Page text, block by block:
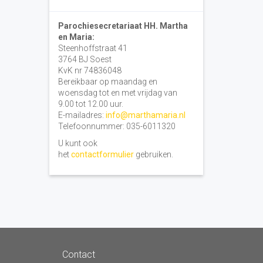
Parochiesecretariaat HH. Martha
en Maria:
Steenhoffstraat 41
3764 BJ Soest
KvK nr 74836048
Bereikbaar op maandag en
woensdag tot en met vrijdag van
9.00 tot 12.00 uur.
E-mailadres: info@marthamaria.nl
Telefoonnummer: 035-6011320
U kunt ook
hetcontactformuliergebruiken.
Contact